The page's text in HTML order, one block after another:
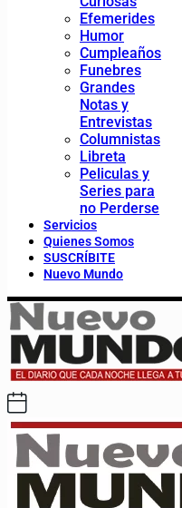
Efemerides
Humor
Cumpleaños
Funebres
Grandes
Notas y
Entrevistas
Columnistas
Libreta
Peliculas y
Series para
no Perderse
Servicios
Quienes Somos
SUSCRÍBITE
Nuevo Mundo